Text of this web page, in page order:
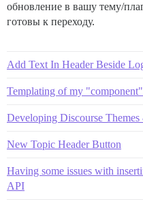
обновление в вашу тему/
готовы к переходу.
Add Text In Header Beside
Templating of my
Developing Discourse
New Topic Header Button
Having some issues with
API